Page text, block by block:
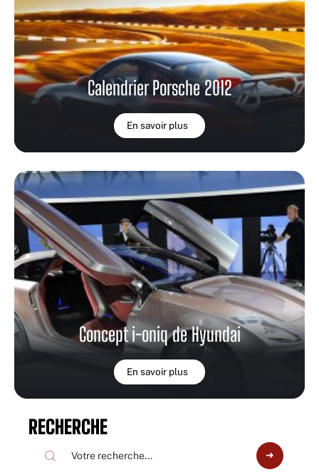
Calendrier Porsche 2012
En savoir plus
Concept i-oniq de Hyundai
En savoir plus
RECHERCHE